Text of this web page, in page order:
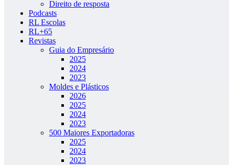
Direito de resposta
Podcasts
RL Escolas
RL+65
Revistas
Guia do Empresário
2025
2024
2023
Moldes e Plásticos
2026
2025
2024
2023
500 Maiores Exportadoras
2025
2024
2023